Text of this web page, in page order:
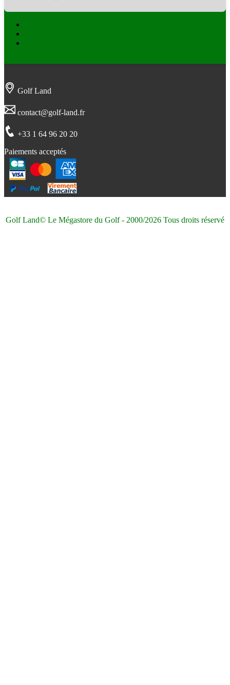
Golf Land
contact@golf-land.fr
+33 1 64 96 20 20
Paiements acceptés
Golf Land© Le Mégastore du Golf - 2000/2026 Tous droits réservé